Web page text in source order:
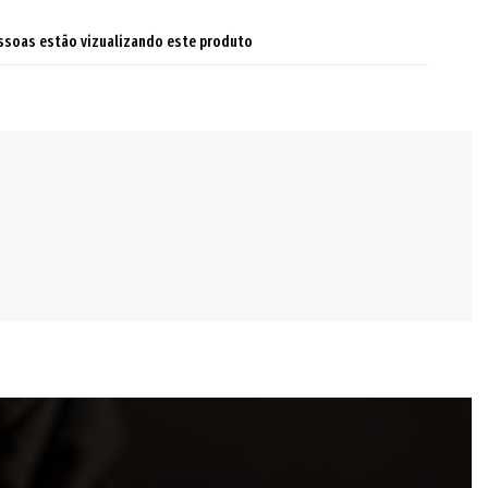
estão vizualizando este produto